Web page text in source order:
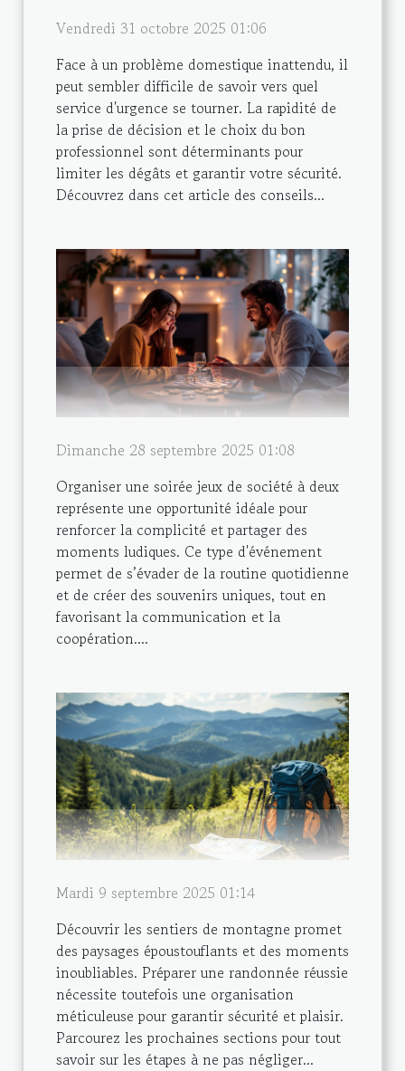
Vendredi 31 octobre 2025 01:06
Face à un problème domestique inattendu, il
peut sembler difficile de savoir vers quel
service d'urgence se tourner. La rapidité de
la prise de décision et le choix du bon
professionnel sont déterminants pour
limiter les dégâts et garantir votre sécurité.
Découvrez dans cet article des conseils...
Dimanche 28 septembre 2025 01:08
Organiser une soirée jeux de société à deux
représente une opportunité idéale pour
renforcer la complicité et partager des
moments ludiques. Ce type d'événement
permet de s’évader de la routine quotidienne
et de créer des souvenirs uniques, tout en
favorisant la communication et la
coopération....
Mardi 9 septembre 2025 01:14
Découvrir les sentiers de montagne promet
des paysages époustouflants et des moments
inoubliables. Préparer une randonnée réussie
nécessite toutefois une organisation
méticuleuse pour garantir sécurité et plaisir.
Parcourez les prochaines sections pour tout
savoir sur les étapes à ne pas négliger...